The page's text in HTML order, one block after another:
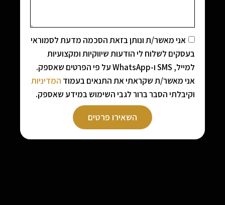
אני מאשר/ת ונותן בזאת הסכמה מדעת לסמוראי
בעסקים לשלוח לי הודעות שיווקיות ומקצועיות
למייל, SMS ו-WhatsApp על פי הפרטים שאספק.
אני מאשר/ת שקראתי את התנאים בעמוד המדיניות
וקיבלתי הסבר ברור לגבי השימוש במידע שאספק.
השאירו פרטים